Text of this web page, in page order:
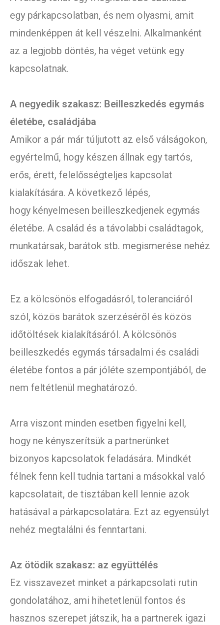
egy párkapcsolatban, és nem olyasmi, amit
mindenképpen át kell vészelni. Alkalmanként
az a legjobb döntés, ha véget vetünk egy
kapcsolatnak.
A negyedik szakasz: Beilleszkedés egymás
életébe, családjába
Amikor a pár már túljutott az első válságokon,
egyértelmű, hogy készen állnak egy tartós,
erős, érett, felelősségteljes kapcsolat
kialakítására. A következő lépés,
hogy kényelmesen beilleszkedjenek egymás
életébe. A család és a távolabbi családtagok,
munkatársak, barátok stb. megismerése nehéz
időszak lehet.
Ez a kölcsönös elfogadásról, toleranciáról
szól, közös barátok szerzéséről és közös
időtöltések kialakításáról. A kölcsönös
beilleszkedés egymás társadalmi és családi
életébe fontos a pár jóléte szempontjából, de
nem feltétlenül meghatározó.
Arra viszont minden esetben figyelni kell,
hogy ne kényszerítsük a partnerünket
bizonyos kapcsolatok feladására. Mindkét
félnek fenn kell tudnia tartani a másokkal való
kapcsolatait, de tisztában kell lennie azok
hatásával a párkapcsolatára. Ezt az egyensúlyt
nehéz megtalálni és fenntartani.
Az ötödik szakasz: az együttélés
Ez visszavezet minket a párkapcsolati rutin
gondolatához, ami hihetetlenül fontos és
hasznos szerepet játszik, ha a partnerek igazi